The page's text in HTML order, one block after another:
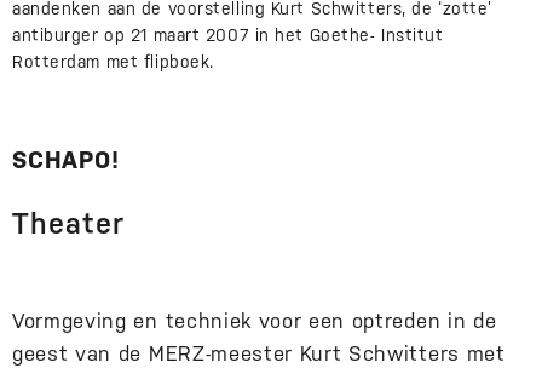
aandenken aan de voorstelling Kurt Schwitters, de ‘zotte’
antiburger op 21 maart 2007 in het Goethe- Institut
Rotterdam met flipboek.
SCHAPO!
Theater
Vormgeving en techniek voor een optreden in de
geest van de MERZ-meester Kurt Schwitters met